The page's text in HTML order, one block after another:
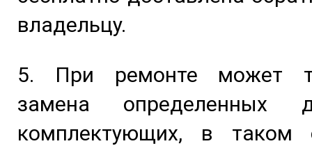
владельцу.
5. При ремонте может
замена определенных
комплектующих, в таком